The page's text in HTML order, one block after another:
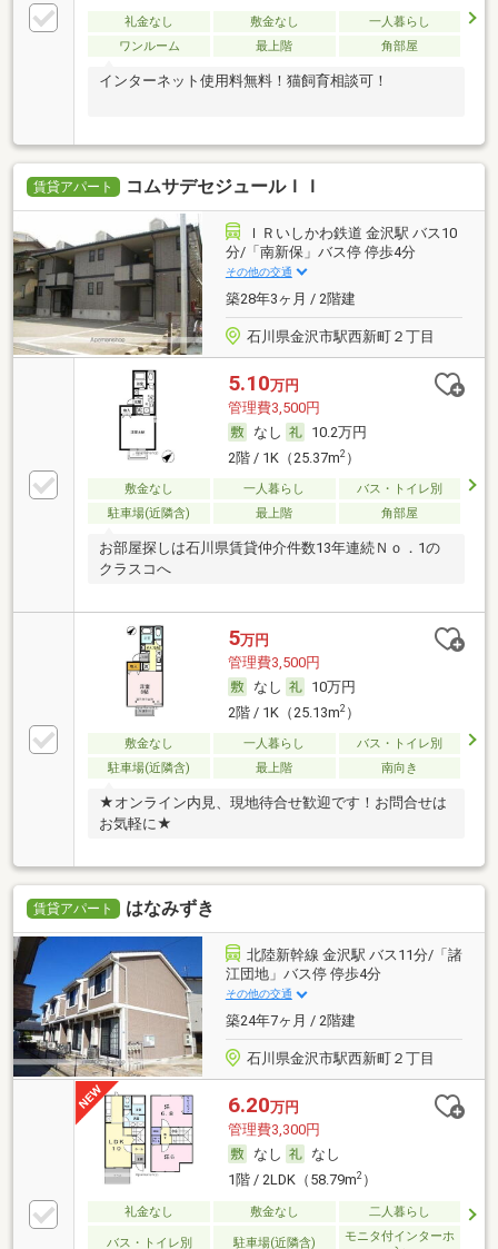
礼金なし 敷金なし
一人暮らし
ワンルーム
最上階 角部屋
インターネット使用料無料！猫飼育相談可！
賃貸アパート コムサデセジュールＩＩ
ＩＲいしかわ鉄道 金沢駅 バス10
分/「南新保」バス停 停歩4分
その他の交通
築28年3ヶ月 / 2階建
石川県金沢市駅西新町２丁目
5.10万円
管理費3,500円
なし
10.2万円
2階 / 1K（25.37m2）
敷金なし 一人暮らし
バス・トイレ別
駐車場(近隣含)
最上階 角部屋
お部屋探しは石川県賃貸仲介件数13年連続Ｎｏ．1の
クラスコへ
5万円
管理費3,500円
なし
10万円
2階 / 1K（25.13m2）
敷金なし 一人暮らし
バス・トイレ別
駐車場(近隣含)
最上階 南向き
★オンライン内見、現地待合せ歓迎です！お問合せは
お気軽に★
賃貸アパート はなみずき
北陸新幹線 金沢駅 バス11分/「諸
江団地」バス停 停歩4分
その他の交通
築24年7ヶ月 / 2階建
石川県金沢市駅西新町２丁目
6.20万円
管理費3,300円
なし
なし
1階 / 2LDK（58.79m2）
礼金なし 敷金なし 二人暮らし
バス・トイレ別 駐車場(近隣含)
モニタ付インターホ